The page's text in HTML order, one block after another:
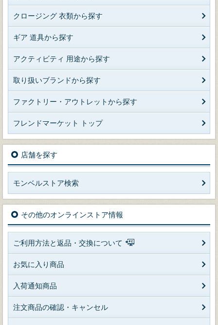
クロージング 衣類から探す
ギア 道具から探す
アクティビティ 用途から探す
取り扱いブランドから探す
ファクトリー・アウトレットから探す
フレンドマーケット トップ
店舗を探す
モンベルストア検索
その他のオンラインストア情報
ご利用方法と返品・交換について
お気に入り商品
入荷通知商品
注文商品の確認・キャンセル